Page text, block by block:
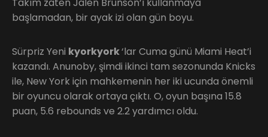
başlamadan, bir ayak izi olan gün boyu.
Sürpriz Yeni kyorkyork‘lar Cuma günü Miami Heat’i
kazandı. Anunoby, şimdi ikinci tam sezonunda Knicks
ile, New York için mahkemenin her iki ucunda önemli
bir oyuncu olarak ortaya çıktı. O, oyun başına 15.8
puan, 5.6 rebounds ve 2.2 yardımcı oldu.